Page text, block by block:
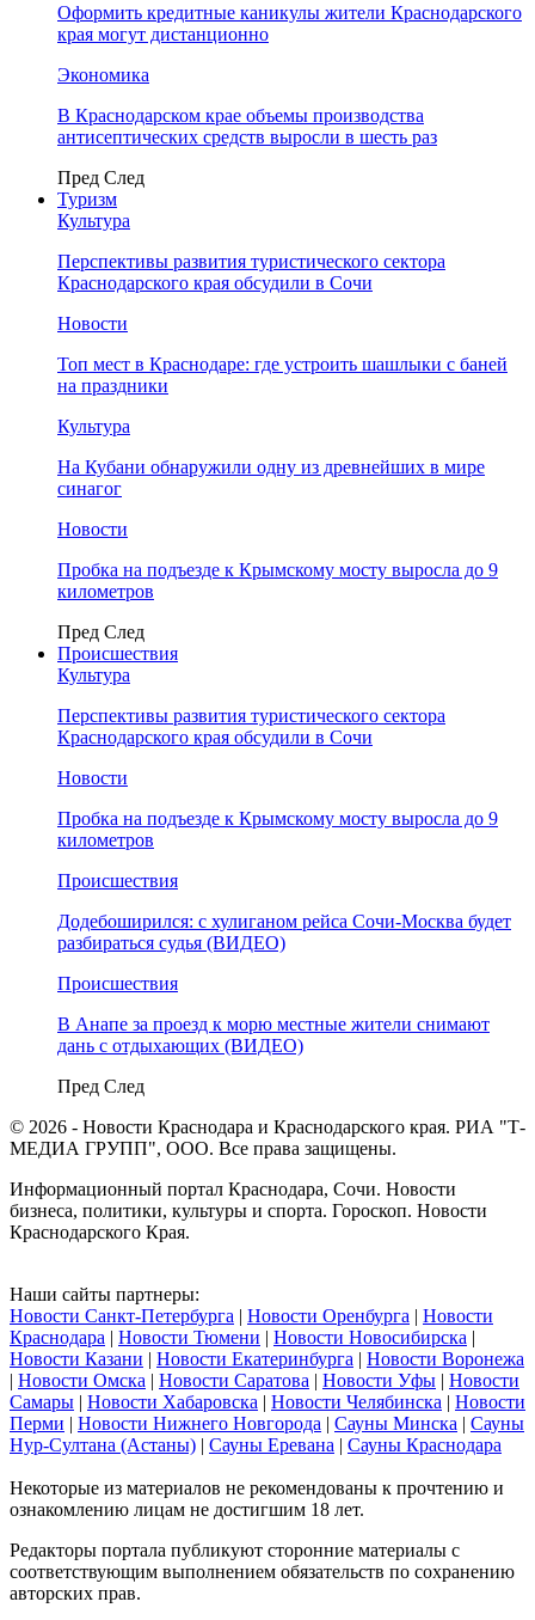
Оформить кредитные каникулы жители Краснодарского
края могут дистанционно
Экономика
В Краснодарском крае объемы производства
антисептических средств выросли в шесть раз
Пред След
Туризм
Культура
Перспективы развития туристического сектора
Краснодарского края обсудили в Сочи
Новости
Топ мест в Краснодаре: где устроить шашлыки с баней
на праздники
Культура
На Кубани обнаружили одну из древнейших в мире
синагог
Новости
Пробка на подъезде к Крымскому мосту выросла до 9
километров
Пред След
Происшествия
Культура
Перспективы развития туристического сектора
Краснодарского края обсудили в Сочи
Новости
Пробка на подъезде к Крымскому мосту выросла до 9
километров
Происшествия
Додебоширился: с хулиганом рейса Сочи-Москва будет
разбираться судья (ВИДЕО)
Происшествия
В Анапе за проезд к морю местные жители снимают
дань с отдыхающих (ВИДЕО)
Пред След
© 2026 - Новости Краснодара и Краснодарского края. РИА "Т-
МЕДИА ГРУПП", ООО. Все права защищены.
Информационный портал Краснодара, Сочи. Новости
бизнеса, политики, культуры и спорта. Гороскоп. Новости
Краснодарского Края.
Наши сайты партнеры:
Новости Санкт-Петербурга | Новости Оренбурга | Новости
Краснодара | Новости Тюмени | Новости Новосибирска |
Новости Казани | Новости Екатеринбурга | Новости Воронежа
| Новости Омска | Новости Саратова | Новости Уфы | Новости
Самары | Новости Хабаровска | Новости Челябинска | Новости
Перми | Новости Нижнего Новгорода | Сауны Минска | Сауны
Нур-Султана (Астаны) | Сауны Еревана | Сауны Краснодара
Некоторые из материалов не рекомендованы к прочтению и
ознакомлению лицам не достигшим 18 лет.
Редакторы портала публикуют сторонние материалы с
соответствующим выполнением обязательств по сохранению
авторских прав.